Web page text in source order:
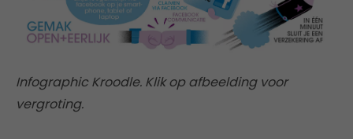
Infographic Kroodle. Klik op afbeelding voor
vergroting.